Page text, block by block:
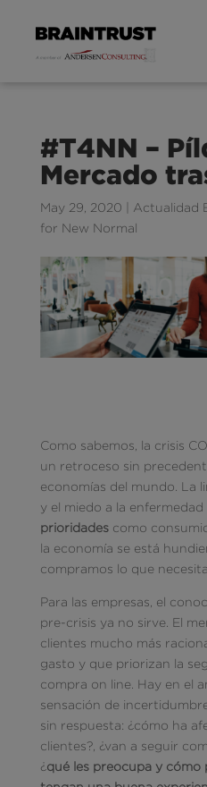
#T4NN –
Mercado
May 29, 2020 Actualidad
for New Normal
Como sabemos, la crisis
un retroceso sin
economías del mundo. La
y el miedo a la enfermedad
prioridadescomo
la economía se está
compramos lo que
Para las empresas, el
pre-crisis ya no sirve. El
clientes mucho más
gasto y que priorizan la
compra on line. Hay en el
sensación de
sin respuesta: ¿cómo ha
clientes?, ¿van a seguir
¿qué les preocupa y